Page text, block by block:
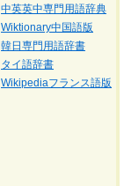
中英英中専門用語辞典
Wiktionary中国語版
韓日専門用語辞書
タイ語辞書
Wikipediaフランス語版